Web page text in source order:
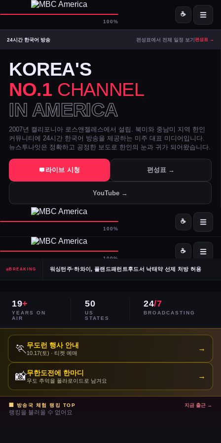
100%
☕
KOREA'S
NO.1 CHANNEL
IN AMERICA
2007년 캘리포니아 로스앤젤레스에서 설립. 북미와 중남미 지역 한인
커뮤니티에 24시간 한국어 방송을 제공하는 미주 대표 미디어입니다.
뉴스투나잇은 정확하고 공정한 보도로 한인의 눈과 귀가 되어왔습니다.
라이브 시청 편성표 →
YouTube →
MBC America
ON AIR — LIVE 11:22
24시간 한국어 방송 편성표에서 전체 일정 보기 편성표 →
BREAKING
트럼프 DOJ 반무기화 기금 — 1·6 폭동 피고인들 감옥에서 배상금으
美 시카고·신시내티 등 10개 도시 시장, 유럽과 민주주의 수호 협약
전직 검사 연방 기소 — 잭 스미스 보고서 개인 이메일로 유출 혐의
SpaceX·OpenAI, IPO 계획 공식 확인… 시장 기대감 고조
Meta, 전체 인력 10% 감원 후 수천 명을 AI 사업부로 재배치
워싱턴주·하와이, 플랜드패런트후드서 낙태약 선제 처방 허용
이란, 호르무즈 해협 '통제 해양 구역' 선언… 긴장 고조
민주당 전국위, 2024년 선거 검토 보고서 '불완전·검증 불가' 판정
주거비 계속 상승 — 임차인·주택 구매자 모두 부담 가중
이스라엘, 레바논 휴전 연장 합의 후에도 공격 지속
19+
YEARS ON
AIR
50
US
STATES
24/7
BROADCASTING
🏃 무도런 행사 안내
10.17(토) · 티켓 예매
→
📸무한도전에 한마디
무도 추억을 폴라로이드로 남겨요
→
🏢 방송국 체험 랭킹 TOP 지금 출근 →
랭킹을 불러올 수 없어요